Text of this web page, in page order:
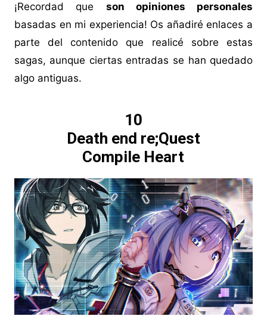
¡Recordad que son opiniones personales
basadas en mi experiencia! Os añadiré enlaces a
parte del contenido que realicé sobre estas
sagas, aunque ciertas entradas se han quedado
algo antiguas.
10
Death end re;Quest
Compile Heart